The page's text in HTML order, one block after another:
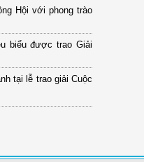
Hội với phong trào
biểu được trao Giải
tại lễ trao giải Cuộc